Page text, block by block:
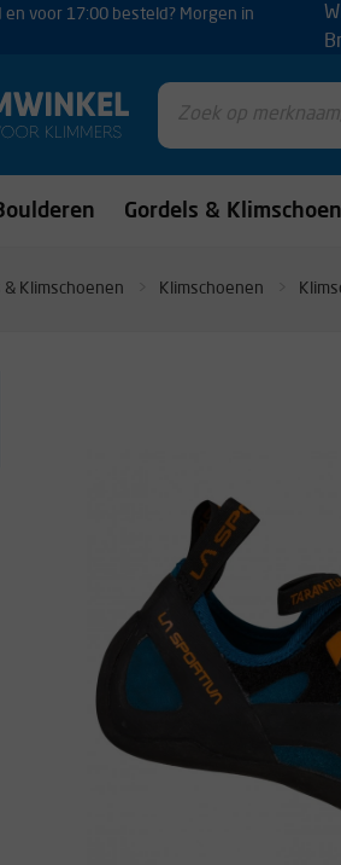
en voor 17:00 besteld? Morgen in
Gordels &
& Klimschoenen Klimschoenen